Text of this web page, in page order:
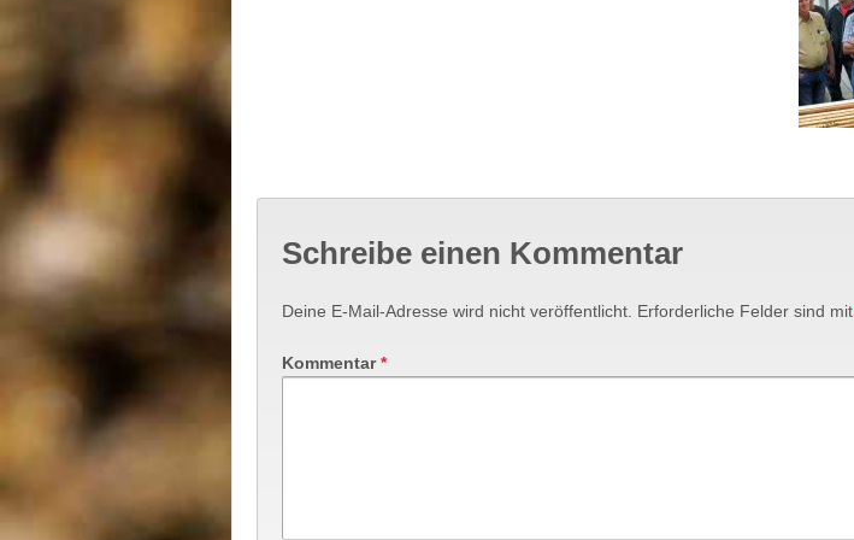
Schreibe einen Kommentar
Deine E-Mail-Adresse wird nicht veröffentlicht. Erforderliche Felder sind mit
Kommentar*